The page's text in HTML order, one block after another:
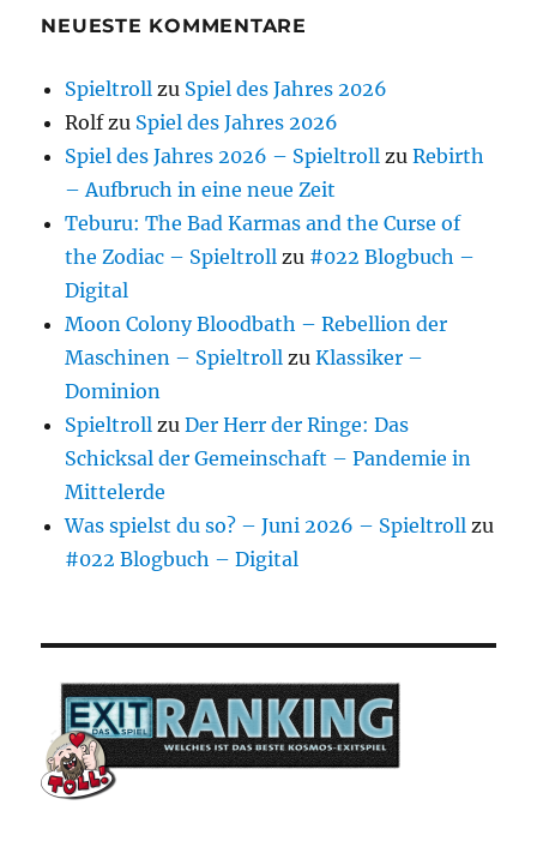
NEUESTE KOMMENTARE
Spieltroll zu Spiel des Jahres 2026
Rolfzu Spiel des Jahres 2026
Spiel des Jahres 2026 – Spieltroll zuRebirth
– Aufbruch in eine neue Zeit
Teburu: The Bad Karmas and the Curse of
the Zodiac – Spieltroll zu #022 Blogbuch –
Digital
Moon Colony Bloodbath – Rebellion der
Maschinen – Spieltroll zuKlassiker –
Dominion
Spieltroll zuDer Herr der Ringe: Das
Schicksal der Gemeinschaft – Pandemie in
Mittelerde
Was spielst du so? – Juni 2026 – Spieltroll zu
#022 Blogbuch – Digital